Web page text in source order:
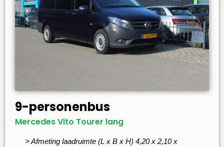
9-personenbus
Mercedes Vito Tourer lang
> Afmeting laadruimte (L x B x H) 4,20 x 2,10 x